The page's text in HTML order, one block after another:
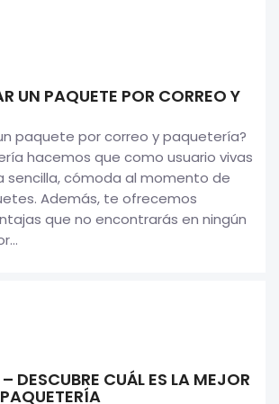
UN PAQUETE POR CORREO Y
paquete por correo y paquetería?
hacemos que como usuario vivas
sencilla, cómoda al momento de
Además, te ofrecemos
que no encontrarás en ningún
DESCUBRE CUÁL ES LA MEJOR